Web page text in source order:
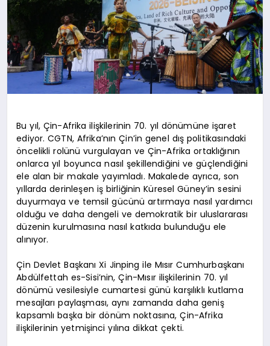
Bu yıl, Çin-Afrika ilişkilerinin 70. yıl dönümüne işaret
ediyor. CGTN, Afrika’nın Çin’in genel dış politikasındaki
öncelikli rolünü vurgulayan ve Çin-Afrika ortaklığının
onlarca yıl boyunca nasıl şekillendiğini ve güçlendiğini
ele alan bir makale yayımladı. Makalede ayrıca, son
yıllarda derinleşen iş birliğinin Küresel Güney’in sesini
duyurmaya ve temsil gücünü artırmaya nasıl yardımcı
olduğu ve daha dengeli ve demokratik bir uluslararası
düzenin kurulmasına nasıl katkıda bulunduğu ele
alınıyor.
Çin Devlet Başkanı Xi Jinping ile Mısır Cumhurbaşkanı
Abdülfettah es-Sisi’nin, Çin-Mısır ilişkilerinin 70. yıl
dönümü vesilesiyle cumartesi günü karşılıklı kutlama
mesajları paylaşması, aynı zamanda daha geniş
kapsamlı başka bir dönüm noktasına, Çin-Afrika
ilişkilerinin yetmişinci yılına dikkat çekti.